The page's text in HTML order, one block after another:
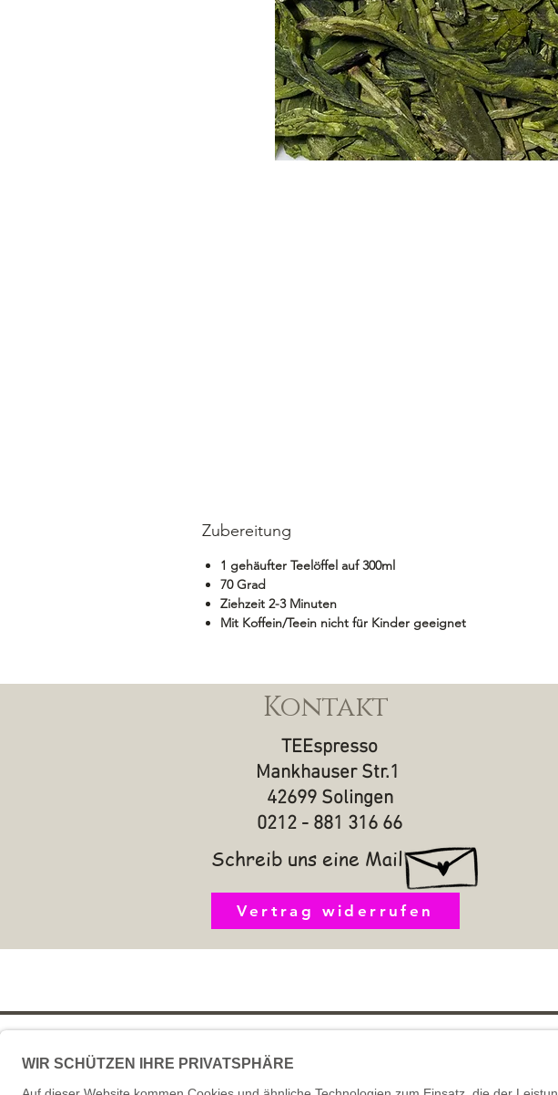
Zubereitung
1 gehäufter Teelöffel auf 300ml
70 Grad
Ziehzeit 2-3 Minuten
Mit Koffein/Teein nicht für Kinder geeignet
Kontakt
TEEspresso
Mankhauser Str.1
42699 Solingen
0212 - 881 316 66
Schreib uns eine Mail
Vertrag widerrufen
FAQ Impressum